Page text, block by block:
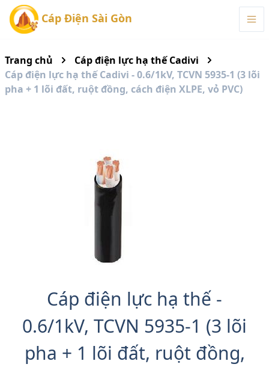
Cáp Điện Sài Gòn
Trang chủ
Cáp điện lực hạ thế Cadivi
Cáp điện lực hạ thế Cadivi - 0.6/1kV, TCVN 5935-1 (3 lõi
pha + 1 lõi đất, ruột đồng, cách điện XLPE, vỏ PVC)
Cáp điện lực hạ thế -
0.6/1kV, TCVN 5935-1 (3 lõi
pha + 1 lõi đất, ruột đồng,